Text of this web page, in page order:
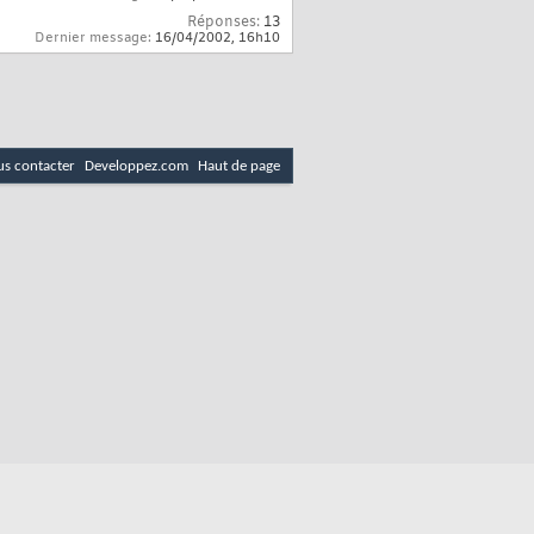
Réponses: 13
Dernier message: 16/04/2002, 16h10
contacter Developpez.com Haut de page